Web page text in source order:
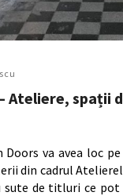
Ateliere, spații
va avea loc
din cadrul
sute de titluri ce